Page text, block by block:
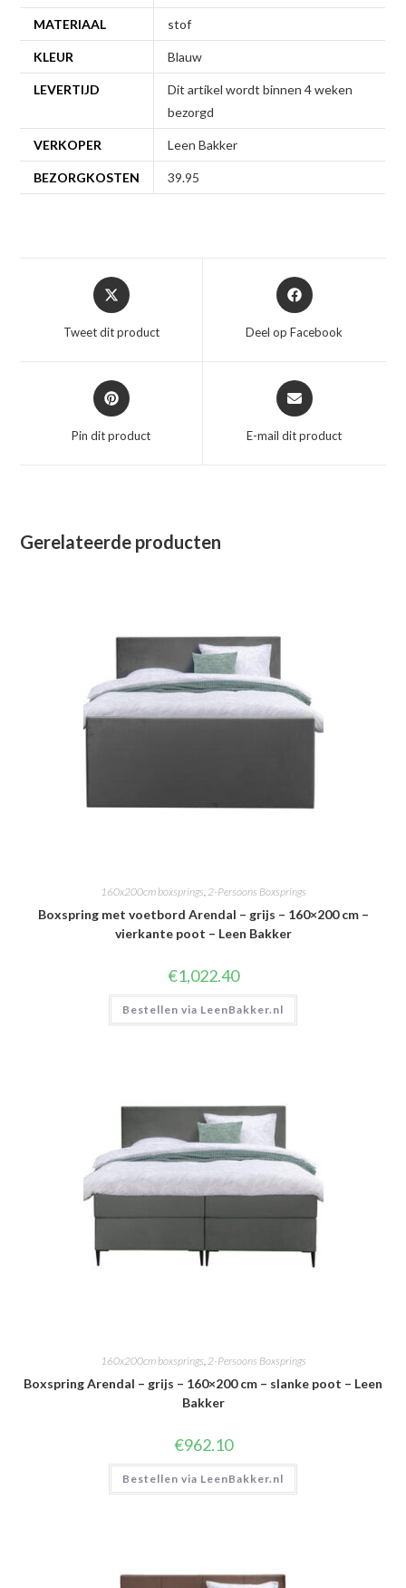
MATERIAAL stof
KLEUR Blauw
LEVERTIJD
Dit artikel wordt binnen 4 weken
bezorgd
VERKOPER Leen Bakker
BEZORGKOSTEN 39.95
Opent
in
nieuw
Tweet dit product
Opent
in
nieuw
Deel op Facebook
Opent
in
nieuw
Pin dit product
Opent
in
nieuw
E-mail dit product
Gerelateerde producten
160x200cm boxsprings,2-Persoons Boxsprings
Boxspring met voetbord Arendal – grijs – 160×200 cm –
vierkante poot – Leen Bakker
€1,022.40
Bestellen via LeenBakker.nl
160x200cm boxsprings 2-Persoons Boxsprings
Boxspring Arendal – grijs – 160×200 cm – slanke poot – Leen
Bakker
€962.10
Bestellen via LeenBakker.nl